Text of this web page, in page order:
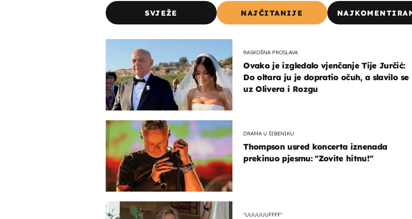
SVJEŽE NAJČITANIJE
RASKOŠNA PROSLAVA
Ovako je izgledalo vjenčanje Tije Jurčić:
Do oltara ju je dopratio očuh, a slavilo se
uz Olivera i Rozgu
DRAMA U ŠIBENIKU
Thompson usred koncerta iznenada
prekinuo pjesmu: "Zovite hitnu!"
"UUUUUUFFFF"